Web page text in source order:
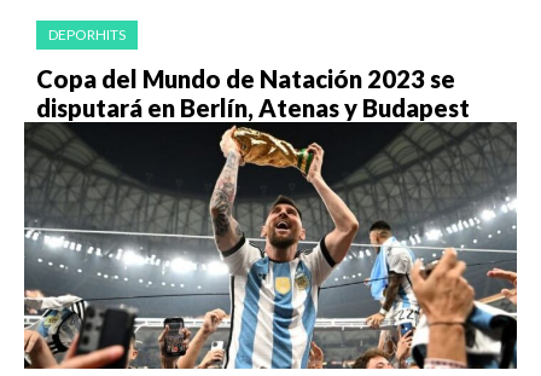
DEPORHITS
Copa del Mundo de Natación 2023 se
disputará en Berlín, Atenas y Budapest